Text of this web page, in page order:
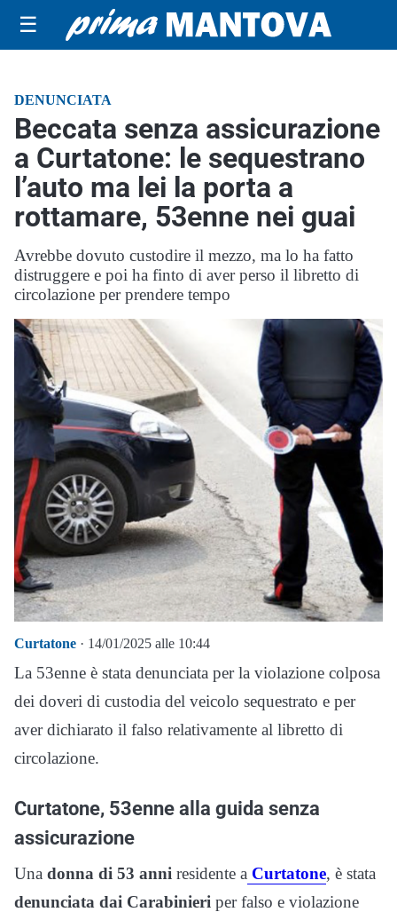
☰
DENUNCIATA
Beccata senza assicurazione
a Curtatone: le sequestrano
l’auto ma lei la porta a
rottamare, 53enne nei guai
Avrebbe dovuto custodire il mezzo, ma lo ha fatto
distruggere e poi ha finto di aver perso il libretto di
circolazione per prendere tempo
Curtatone · 14/01/2025 alle 10:44
La 53enne è stata denunciata per la violazione colposa
dei doveri di custodia del veicolo sequestrato e per
aver dichiarato il falso relativamente al libretto di
circolazione.
Curtatone, 53enne alla guida senza
assicurazione
Una donna di 53 anni residente a Curtatone, è stata
denunciata dai Carabinieri per falso e violazione